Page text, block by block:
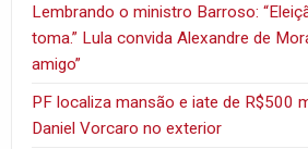
Lembrando o ministro Barroso:
toma.” Lula convida Alexandre de
amigo”
PF localiza mansão e iate de R$500
Daniel Vorcaro no exterior